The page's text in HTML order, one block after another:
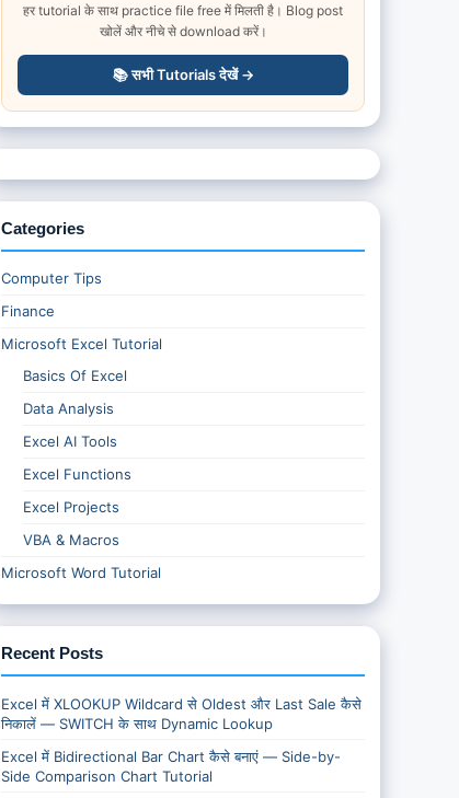
हर tutorial के साथ practice file free में मिलती है। Blog post
खोलें और नीचे से download करें।
📚 सभी Tutorials देखें →
Categories
Computer Tips
Finance
Microsoft Excel Tutorial
Basics Of Excel
Data Analysis
Excel AI Tools
Excel Functions
Excel Projects
VBA & Macros
Microsoft Word Tutorial
Recent Posts
Excel में XLOOKUP Wildcard से Oldest और Last Sale कैसे
निकालें — SWITCH के साथ Dynamic Lookup
Excel में Bidirectional Bar Chart कैसे बनाएं — Side-by-
Side Comparison Chart Tutorial